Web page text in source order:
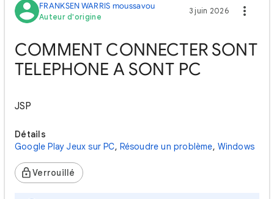
FRANKSEN WARRIS moussavou
Auteur d'origine
3 juin 2026
COMMENT CONNECTER SONT
TELEPHONE A SONT PC
JSP
Détails
Google Play Jeux sur PC, Résoudre un problème, Windows
Verrouillé